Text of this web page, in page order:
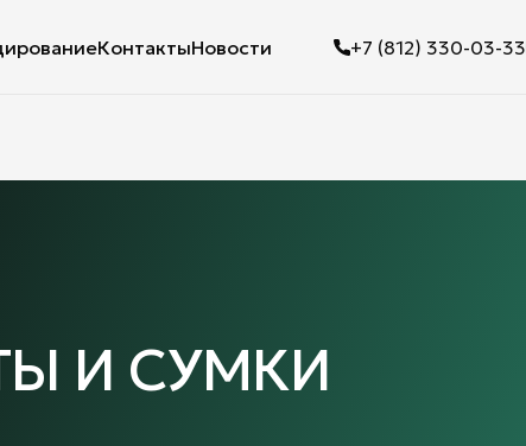
КонтактыНовости +7 (812) 330-03-33
И СУМКИ